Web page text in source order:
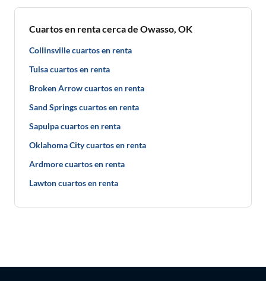
Cuartos en renta cerca de Owasso, OK
Collinsville cuartos en renta
Tulsa cuartos en renta
Broken Arrow cuartos en renta
Sand Springs cuartos en renta
Sapulpa cuartos en renta
Oklahoma City cuartos en renta
Ardmore cuartos en renta
Lawton cuartos en renta